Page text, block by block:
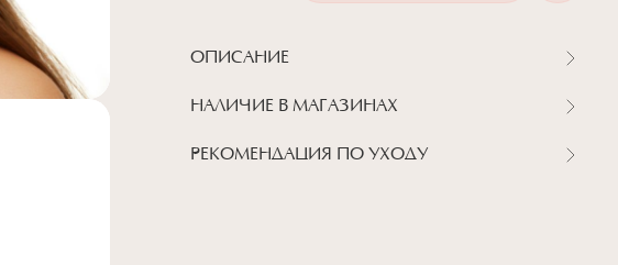
ОПИСАНИЕ
НАЛИЧИЕ В МАГАЗИНАХ
РЕКОМЕНДАЦИЯ ПО УХОДУ